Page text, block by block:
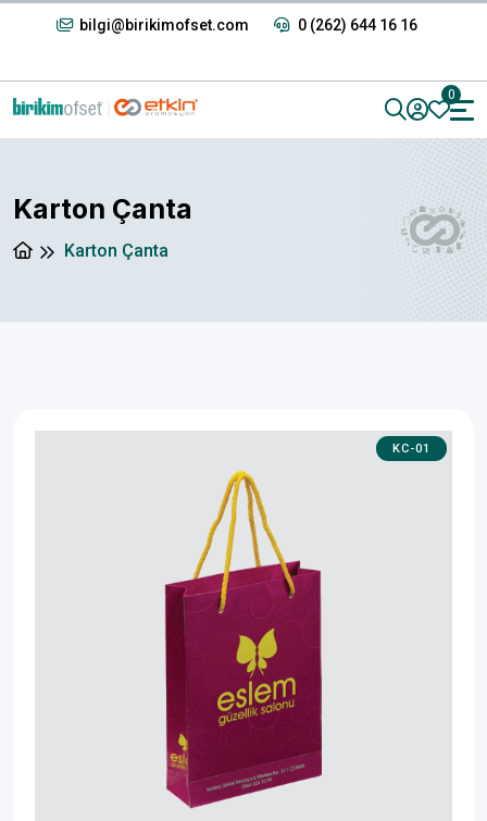
bilgi@birikimofset.com 0 (262) 644 16 16
0
Karton Çanta
Karton Çanta
KC-01